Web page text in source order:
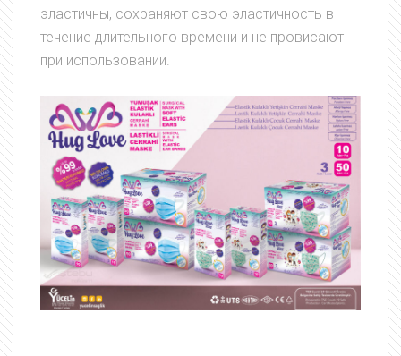
эластичны, сохраняют свою эластичность в
течение длительного времени и не провисают
при использовании.